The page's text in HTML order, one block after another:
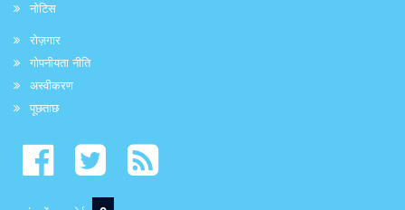
नोटिस
रोज़गार
गोपनीयता नीति
अस्वीकरण
पूछताछ